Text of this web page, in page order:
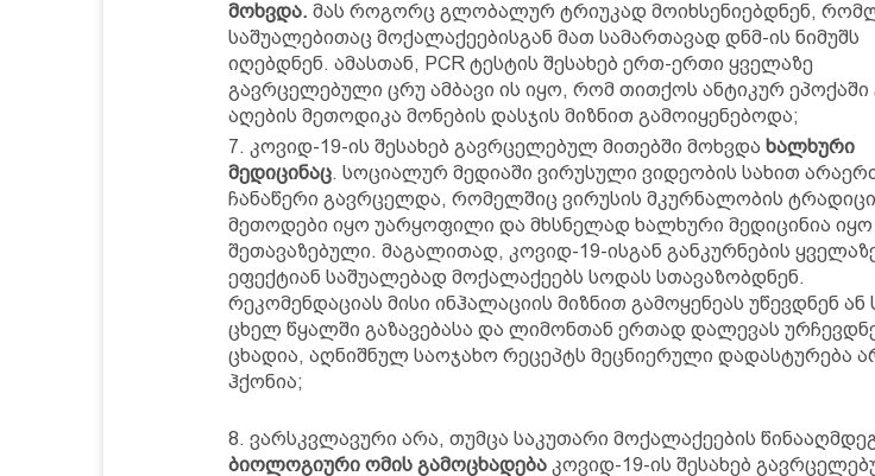
მოხვდა. მას როგორც გლობალურ ტრიუკად მოიხსენიებდნენ,
საშუალებითაც მოქალაქეებისგან მათ სამართავად დნმ-ის ნიმუშს
იღებდნენ. ამასთან, PCR ტესტის შესახებ ერთ-ერთი ყველაზე
გავრცელებული ცრუ ამბავი ის იყო, რომ თითქოს ანტიკურ ეპოქაში
აღების მეთოდიკა მონების დასჯის მიზნით გამოიყენებოდა;
კოვიდ-19-ის შესახებ გავრცელებულ მითებში მოხვდა ხალხური
მედიცინაც. სოციალურ მედიაში ვირუსული ვიდეობის სახით
ჩანაწერი გავრცელდა, რომელშიც ვირუსის მკურნალობის
მეთოდები იყო უარყოფილი და მხსნელად ხალხური მედიცინია იყო
შეთავაზებული. მაგალითად, კოვიდ-19-ისგან განკურნების
ეფექტიან საშუალებად მოქალაქეებს სოდას სთავაზობდნენ.
რეკომენდაციას მისი ინჰალაციის მიზნით გამოყენეას უწევდნენ ან
ცხელ წყალში გაზავებასა და ლიმონთან ერთად დალევას
ცხადია, აღნიშნულ საოჯახო რეცეპტს მეცნიერული დადასტურება
ჰქონია;
ვარსკვლავური არა, თუმცა საკუთარი მოქალაქეების
ბიოლოგიური ომის გამოცხადება კოვიდ-19-ის შესახებ